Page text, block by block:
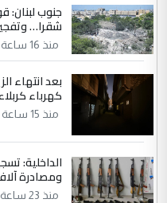
جنوب لبنان:
شقرا…
منذ 16 ساعة
بعد انتهاء
كهرباء
منذ 15 ساعة
ومصادرة
منذ 23 ساعة